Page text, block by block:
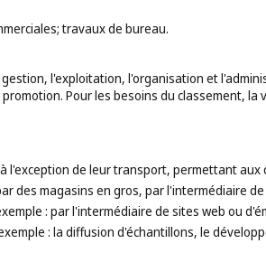
travaux de bureau.
l'exploitation, l'organisation et
Pour les besoins du classement,
de leur transport, permettant aux
des magasins en gros, par l'intermédiaire
: par l'intermédiaire de sites web ou
: la diffusion d'échantillons, le